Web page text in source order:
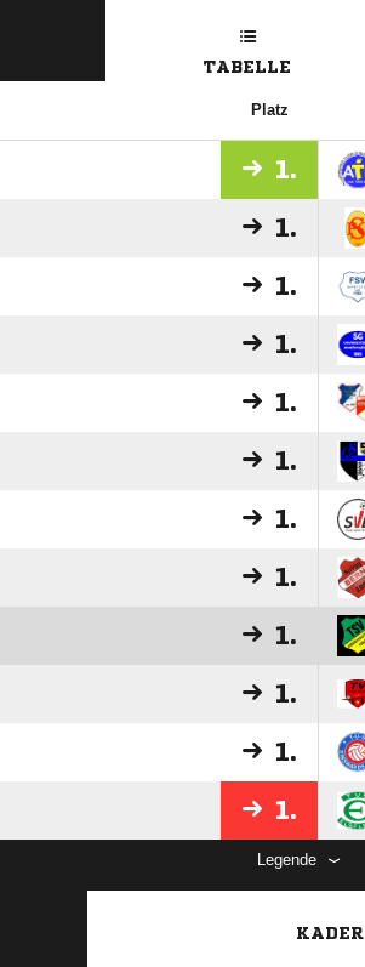
TABELLE
Platz
1.
1.
1.
1.
1.
1.
1.
1.
1.
1.
1.
1.
Legende
KADER